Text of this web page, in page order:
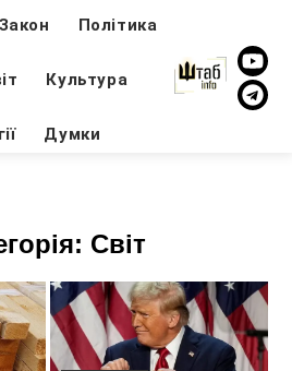
Закон Політика
Культура
Думки
Світ